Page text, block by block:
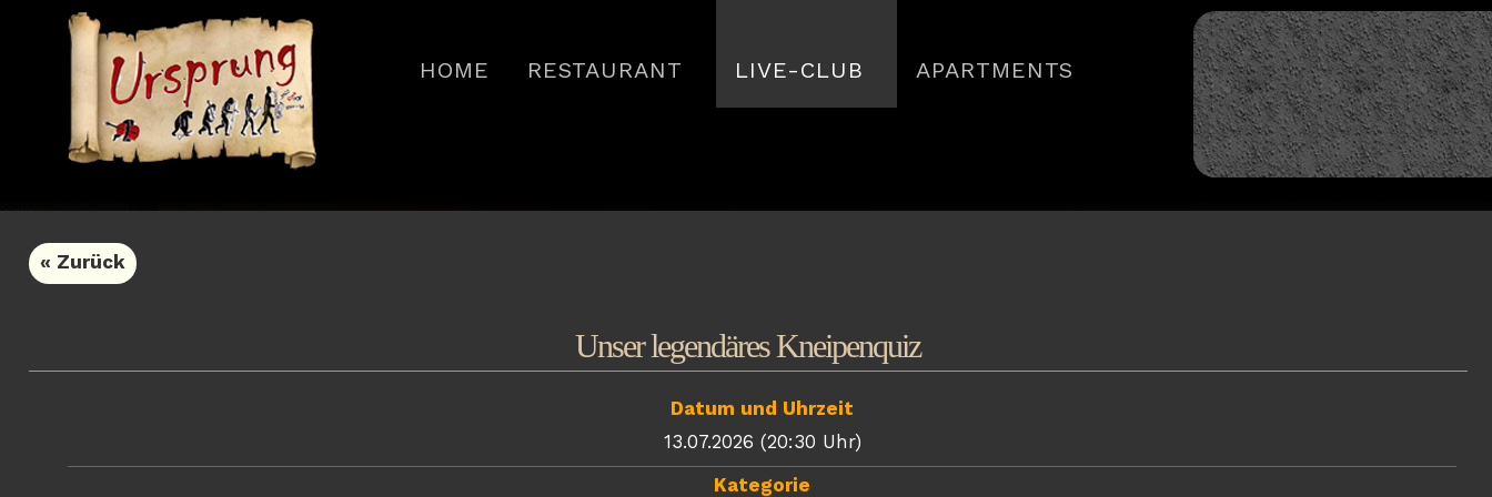
HOME RESTAURANT LIVE-CLUB APARTMENTS
« Zurück
Unser legendäres Kneipenquiz
Datum und Uhrzeit
13.07.2026 (20:30 Uhr)
Kategorie